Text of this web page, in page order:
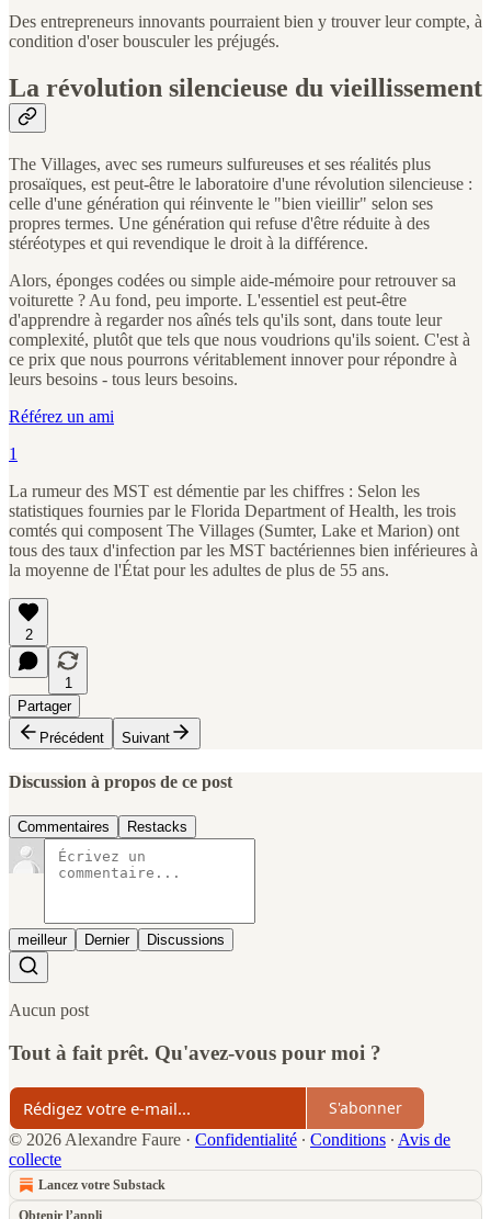
Des entrepreneurs innovants pourraient bien y trouver leur compte, à
condition d'oser bousculer les préjugés.
La révolution silencieuse du vieillissement
The Villages, avec ses rumeurs sulfureuses et ses réalités plus
prosaïques, est peut-être le laboratoire d'une révolution silencieuse :
celle d'une génération qui réinvente le "bien vieillir" selon ses
propres termes. Une génération qui refuse d'être réduite à des
stéréotypes et qui revendique le droit à la différence.
Alors, éponges codées ou simple aide-mémoire pour retrouver sa
voiturette ? Au fond, peu importe. L'essentiel est peut-être
d'apprendre à regarder nos aînés tels qu'ils sont, dans toute leur
complexité, plutôt que tels que nous voudrions qu'ils soient. C'est à
ce prix que nous pourrons véritablement innover pour répondre à
leurs besoins - tous leurs besoins.
Référez un ami
1
La rumeur des MST est démentie par les chiffres : Selon les
statistiques fournies par le Florida Department of Health, les trois
comtés qui composent The Villages (Sumter, Lake et Marion) ont
tous des taux d'infection par les MST bactériennes bien inférieures à
la moyenne de l'État pour les adultes de plus de 55 ans.
2
1
Partager
Précédent
Suivant
Discussion à propos de ce post
Commentaires Restacks
meilleur Dernier Discussions
Aucun post
Tout à fait prêt. Qu'avez-vous pour moi ?
S'abonner
© 2026 Alexandre Faure · Confidentialité ∙ Conditions ∙ Avis de
collecte
Lancez votre Substack
Obtenir l’appli